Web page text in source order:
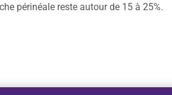
périnéale reste autour de 15 à 25%.